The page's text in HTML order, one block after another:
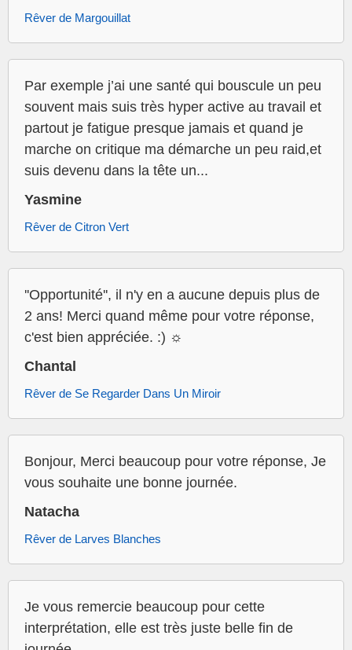
Rêver de Margouillat
Par exemple j’ai une santé qui bouscule un peu
souvent mais suis très hyper active au travail et
partout je fatigue presque jamais et quand je
marche on critique ma démarche un peu raid,et
suis devenu dans la tête un...
Yasmine
Rêver de Citron Vert
''Opportunité'', il n'y en a aucune depuis plus de
2 ans! Merci quand même pour votre réponse,
c'est bien appréciée. :) ☼
Chantal
Rêver de Se Regarder Dans Un Miroir
Bonjour, Merci beaucoup pour votre réponse, Je
vous souhaite une bonne journée.
Natacha
Rêver de Larves Blanches
Je vous remercie beaucoup pour cette
interprétation, elle est très juste belle fin de